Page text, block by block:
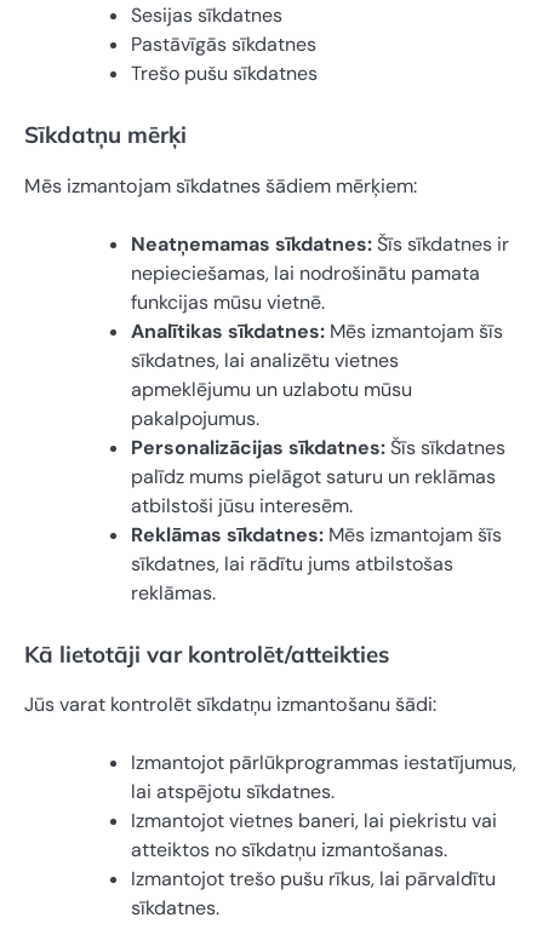
Sesijas sīkdatnes
Pastāvīgās sīkdatnes
Trešo pušu sīkdatnes
Sīkdatņu mērķi
Mēs izmantojam sīkdatnes šādiem mērķiem:
Neatņemamas sīkdatnes:Šīs sīkdatnes ir
nepieciešamas, lai nodrošinātu pamata
funkcijas mūsu vietnē.
Analītikas sīkdatnes: Mēs izmantojam šīs
sīkdatnes, lai analizētu vietnes
apmeklējumu un uzlabotu mūsu
pakalpojumus.
Personalizācijas sīkdatnes:Šīs sīkdatnes
palīdz mums pielāgot saturu un reklāmas
atbilstoši jūsu interesēm.
Reklāmas sīkdatnes: Mēs izmantojam šīs
sīkdatnes, lai rādītu jums atbilstošas
reklāmas.
Kā lietotāji var kontrolēt/atteikties
Jūs varat kontrolēt sīkdatņu izmantošanu šādi:
Izmantojot pārlūkprogrammas iestatījumus,
lai atspējotu sīkdatnes.
Izmantojot vietnes baneri, lai piekristu vai
atteiktos no sīkdatņu izmantošanas.
Izmantojot trešo pušu rīkus, lai pārvaldītu
sīkdatnes.